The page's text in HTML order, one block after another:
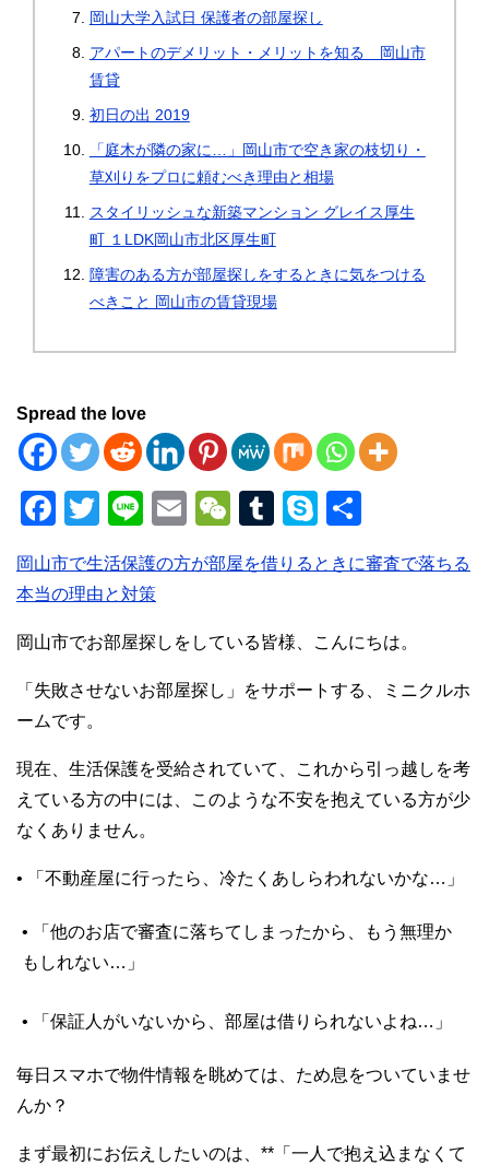
岡山大学入試日 保護者の部屋探し
アパートのデメリット・メリットを知る 岡山市
賃貸
初日の出 2019
「庭木が隣の家に…」岡山市で空き家の枝切り・
草刈りをプロに頼むべき理由と相場
スタイリッシュな新築マンション グレイス厚生
町 １LDK岡山市北区厚生町
障害のある方が部屋探しをするときに気をつける
べきこと 岡山市の賃貸現場
Spread the love
F
a
c
e
b
o
o
k
T
tt
er
Li
n
e
E
m
ail
W
C
at
T
m
r
S
p
有
岡山市で生活保護の方が部屋を借りるときに審査で落ちる
本当の理由と対策
岡山市でお部屋探しをしている皆様、こんにちは。
「失敗させないお部屋探し」をサポートする、ミニクルホ
ームです。
現在、生活保護を受給されていて、これから引っ越しを考
えている方の中には、このような不安を抱えている方が少
なくありません。
• 「不動産屋に行ったら、冷たくあしらわれないかな…」
• 「他のお店で審査に落ちてしまったから、もう無理か
もしれない…」
• 「保証人がいないから、部屋は借りられないよね…」
毎日スマホで物件情報を眺めては、ため息をついていませ
んか？
まず最初にお伝えしたいのは、**「一人で抱え込まなくて